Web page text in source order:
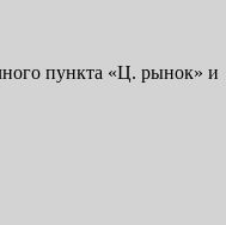
пункта «Ц. рынок» и